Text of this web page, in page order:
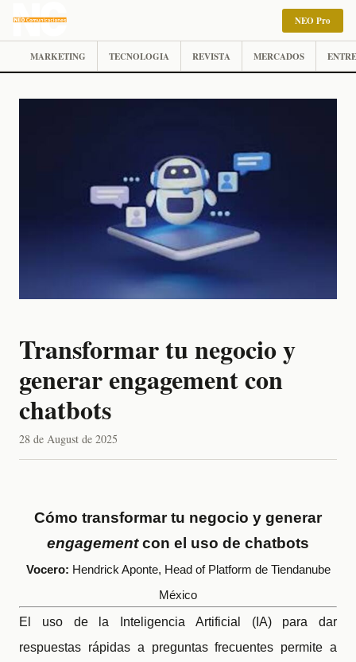
NEO Pro
MARKETING TECNOLOGIA REVISTA MERCADOS
Transformar tu negocio y
generar engagement con
chatbots
28 de August de 2025
Cómo transformar tu negocio y generar
engagementcon el uso de chatbots
Vocero: Hendrick Aponte, Head of Platform de Tiendanube
México
El uso de la Inteligencia Artificial (IA) para dar
respuestas rápidas a preguntas frecuentes permite a